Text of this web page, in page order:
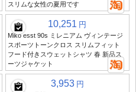
スリムな女性の夏用です
10,251 円
Miko esst 90s ミレニアム ヴィンテージ
スポーツトーンクロス スリムフィット
フード付きスウェットシャツ 春 新品ス
ーツジャケット
3,953 円